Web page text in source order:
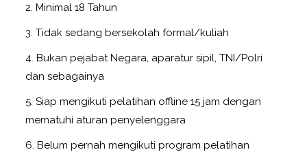
2. Minimal 18 Tahun
3. Tidak sedang bersekolah formal/kuliah
4. Bukan pejabat Negara, aparatur sipil, TNI/Polri
dan sebagainya
5. Siap mengikuti pelatihan offline 15 jam dengan
mematuhi aturan penyelenggara
6. Belum pernah mengikuti program pelatihan